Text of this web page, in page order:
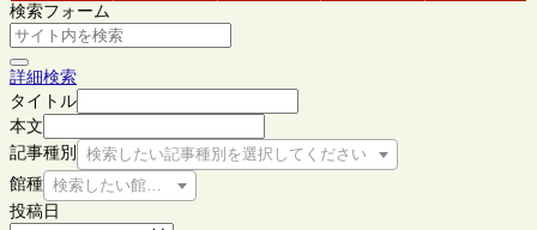
検索フォーム
詳細検索
タイトル
本文
記事種別
検索したい記事種別を選択してください
館種 検索したい館種を選択してください
投稿日